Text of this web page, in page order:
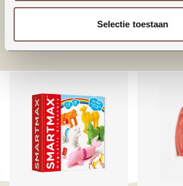
Selectie toestaan
nieuw binnen